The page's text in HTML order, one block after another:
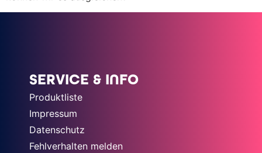
SERVICE & INFO
Produktliste
Impressum
Datenschutz
Fehlverhalten melden